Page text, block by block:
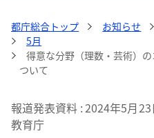
都庁総合トップ お知らせ
5月
得意な分野（理数・芸術）
ついて
報道発表資料 2024年5月23
教育庁